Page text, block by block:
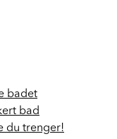
badet
bad
du trenger!